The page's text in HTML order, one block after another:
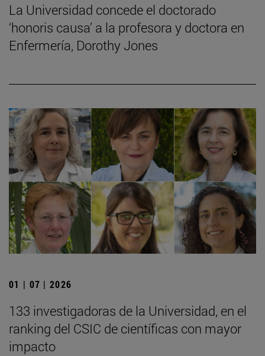
La Universidad concede el doctorado
‘honoris causa’ a la profesora y doctora en
Enfermería, Dorothy Jones
01 | 07 | 2026
133 investigadoras de la Universidad, en el
ranking del CSIC de científicas con mayor
impacto